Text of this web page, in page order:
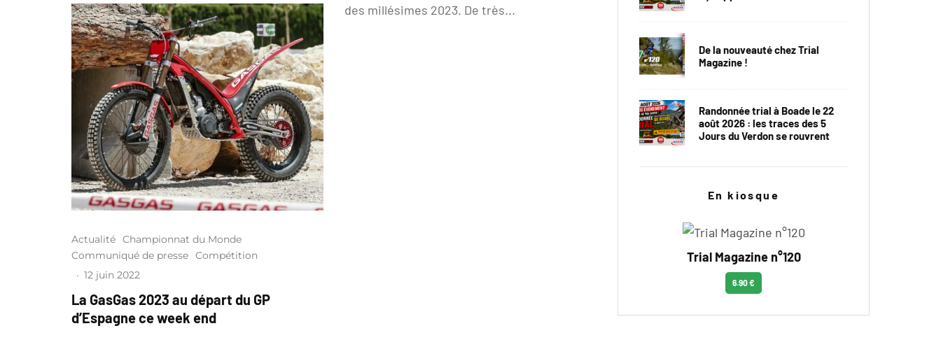
Actualité Championnat du Monde
Communiqué de presse Compétition
· 12 juin 2022
La GasGas 2023 au départ du GP
d’Espagne ce week end
des millésimes 2023. De très...
De la nouveauté chez Trial
Magazine !
Randonnée trial à Boade le 22
août 2026 : les traces des 5
Jours du Verdon se rouvrent
En kiosque
Trial Magazine n°120
6.90 €